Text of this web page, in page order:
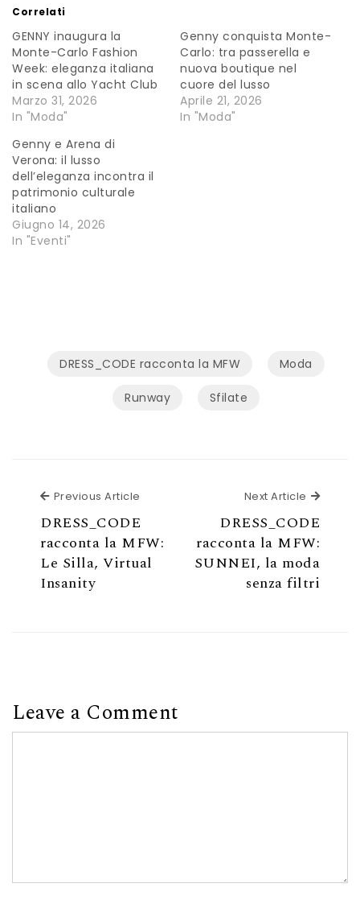
Correlati
GENNY inaugura la
Monte-Carlo Fashion
Week: eleganza italiana
in scena allo Yacht Club
Marzo 31, 2026
In "Moda"
Genny conquista Monte-
Carlo: tra passerella e
nuova boutique nel
cuore del lusso
Aprile 21, 2026
In "Moda"
Genny e Arena di
Verona: il lusso
dell’eleganza incontra il
patrimonio culturale
italiano
Giugno 14, 2026
In "Eventi"
DRESS_CODE racconta la MFW Moda
Runway Sfilate
Previous Article
DRESS_CODE
racconta la MFW:
Le Silla, Virtual
Insanity
Next Article Next
DRESS_CODE
racconta la MFW:
SUNNEI, la moda
senza filtri
Leave a Comment